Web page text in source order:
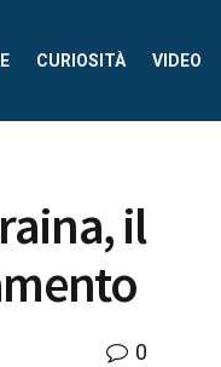
CURIOSITÀ VIDEO
il
0